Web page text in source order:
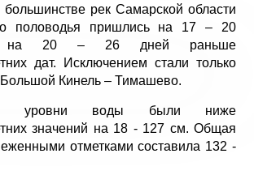
рек Самарской области
половодья пришлись на 17 – 20
на 20 – 26 дней раньше
дат. Исключением стали только
Кинель – Тимашево.
уровни воды были ниже
значений на 18 - 127 см. Общая
отметками составила 132 -